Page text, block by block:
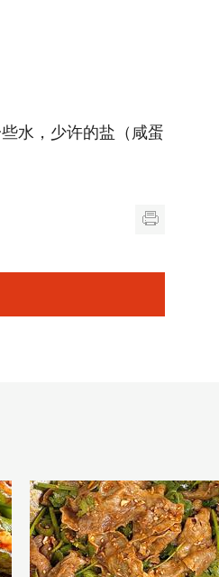
水，少许的盐（咸蛋